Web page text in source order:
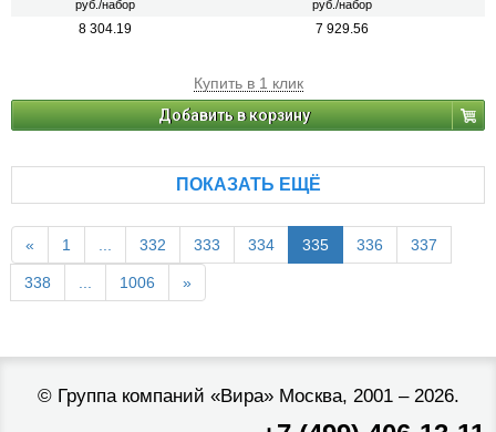
руб./набор руб./набор
8 304.19 7 929.56
Купить в 1 клик
Добавить в корзину
ПОКАЗАТЬ ЕЩЁ
« 1 ... 332 333 334 335 336 337
338 ... 1006 »
© Группа компаний «Вира»Москва, 2001 – 2026.